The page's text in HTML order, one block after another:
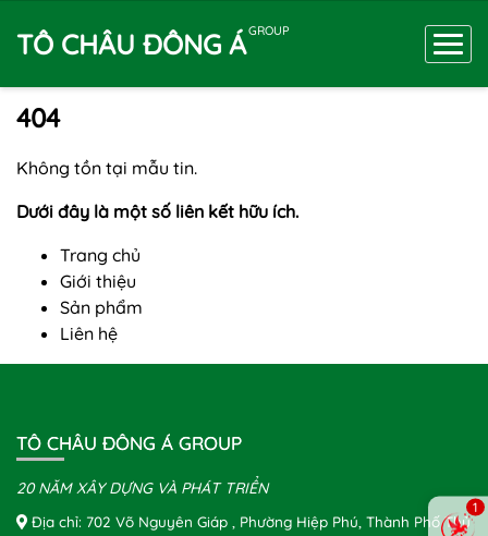
TÔ CHÂU ĐÔNG ÁGROUP
404
Không tồn tại mẫu tin.
Dưới đây là một số liên kết hữu ích.
Trang chủ
Giới thiệu
Sản phẩm
Liên hệ
TÔ CHÂU ĐÔNG Á GROUP
20 NĂM XÂY DỰNG VÀ PHÁT TRIỂN
Địa chỉ: 702 Võ Nguyên Giáp , Phường Hiệp Phú, Thành Phố Thủ
1